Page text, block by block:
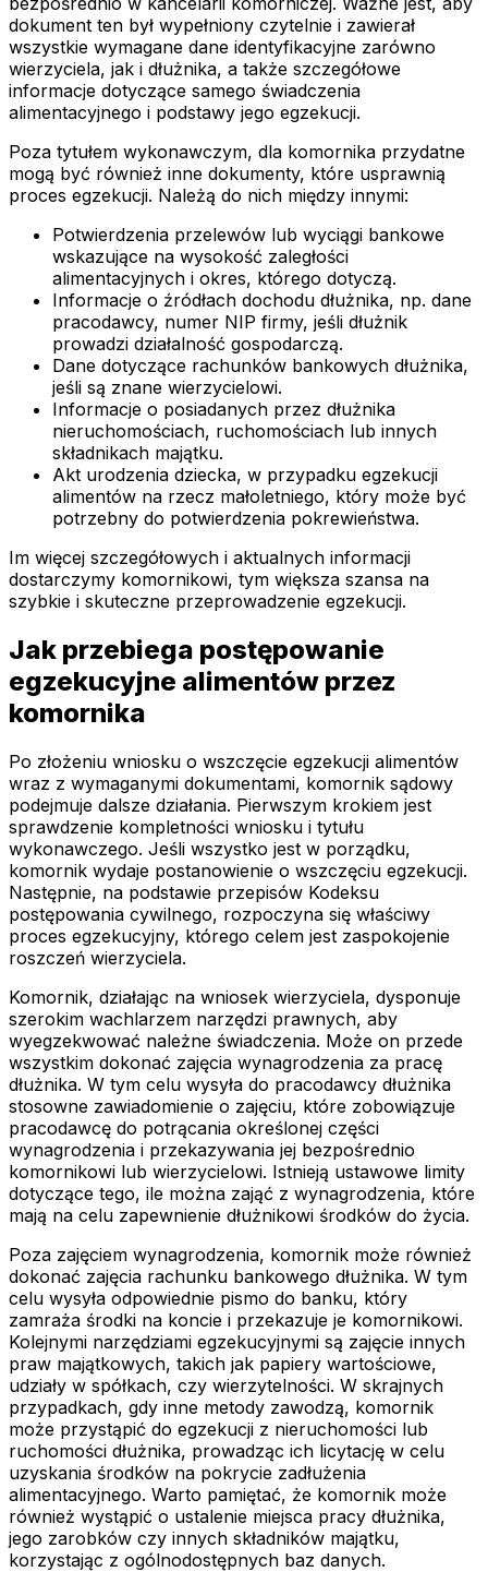
dokument ten był wypełniony czytelnie i zawierał
wszystkie wymagane dane identyfikacyjne zarówno
wierzyciela, jak i dłużnika, a także szczegółowe
informacje dotyczące samego świadczenia
alimentacyjnego i podstawy jego egzekucji.
Poza tytułem wykonawczym, dla komornika przydatne
mogą być również inne dokumenty, które usprawnią
proces egzekucji. Należą do nich między innymi:
Potwierdzenia przelewów lub wyciągi bankowe
wskazujące na wysokość zaległości
alimentacyjnych i okres, którego dotyczą.
Informacje o źródłach dochodu dłużnika, np. dane
pracodawcy, numer NIP firmy, jeśli dłużnik
prowadzi działalność gospodarczą.
Dane dotyczące rachunków bankowych dłużnika,
jeśli są znane wierzycielowi.
Informacje o posiadanych przez dłużnika
nieruchomościach, ruchomościach lub innych
składnikach majątku.
Akt urodzenia dziecka, w przypadku egzekucji
alimentów na rzecz małoletniego, który może być
potrzebny do potwierdzenia pokrewieństwa.
Im więcej szczegółowych i aktualnych informacji
dostarczymy komornikowi, tym większa szansa na
szybkie i skuteczne przeprowadzenie egzekucji.
Jak przebiega postępowanie
egzekucyjne alimentów przez
komornika
Po złożeniu wniosku o wszczęcie egzekucji alimentów
wraz z wymaganymi dokumentami, komornik sądowy
podejmuje dalsze działania. Pierwszym krokiem jest
sprawdzenie kompletności wniosku i tytułu
wykonawczego. Jeśli wszystko jest w porządku,
komornik wydaje postanowienie o wszczęciu egzekucji.
Następnie, na podstawie przepisów Kodeksu
postępowania cywilnego, rozpoczyna się właściwy
proces egzekucyjny, którego celem jest zaspokojenie
roszczeń wierzyciela.
Komornik, działając na wniosek wierzyciela, dysponuje
szerokim wachlarzem narzędzi prawnych, aby
wyegzekwować należne świadczenia. Może on przede
wszystkim dokonać zajęcia wynagrodzenia za pracę
dłużnika. W tym celu wysyła do pracodawcy dłużnika
stosowne zawiadomienie o zajęciu, które zobowiązuje
pracodawcę do potrącania określonej części
wynagrodzenia i przekazywania jej bezpośrednio
komornikowi lub wierzycielowi. Istnieją ustawowe limity
dotyczące tego, ile można zająć z wynagrodzenia, które
mają na celu zapewnienie dłużnikowi środków do życia.
Poza zajęciem wynagrodzenia, komornik może również
dokonać zajęcia rachunku bankowego dłużnika. W tym
celu wysyła odpowiednie pismo do banku, który
zamraża środki na koncie i przekazuje je komornikowi.
Kolejnymi narzędziami egzekucyjnymi są zajęcie innych
praw majątkowych, takich jak papiery wartościowe,
udziały w spółkach, czy wierzytelności. W skrajnych
przypadkach, gdy inne metody zawodzą, komornik
może przystąpić do egzekucji z nieruchomości lub
ruchomości dłużnika, prowadząc ich licytację w celu
uzyskania środków na pokrycie zadłużenia
alimentacyjnego. Warto pamiętać, że komornik może
również wystąpić o ustalenie miejsca pracy dłużnika,
jego zarobków czy innych składników majątku,
korzystając z ogólnodostępnych baz danych.